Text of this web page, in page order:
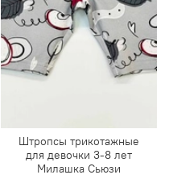
Штропсы трикотажные
для девочки 3-8 лет
Милашка Сьюзи